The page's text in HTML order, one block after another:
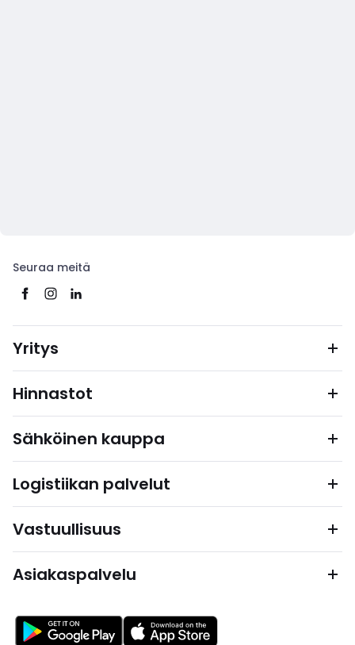
Seuraa meitä
Yritys
Hinnastot
Sähköinen kauppa
Logistiikan palvelut
Vastuullisuus
Asiakaspalvelu